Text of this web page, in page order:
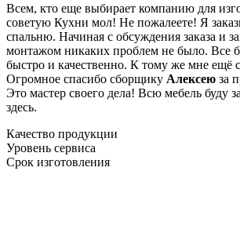
Всем, кто еще выбирает компанию для
советую Кухни мол! Не пожалеете! Я
спальню. Начиная с обсуждения заказа и
монтажом никаких проблем не было. Все
быстро и качественно. К тому же мне ещё
Огромное спасибо сборщику Алексею за
Это мастер своего дела! Всю мебель буду
здесь.
Качество продукции
Уровень сервиса
Срок изготовления